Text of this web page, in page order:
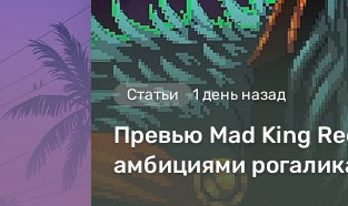
Статьи 1 день назад
Превью Mad King
амбициями